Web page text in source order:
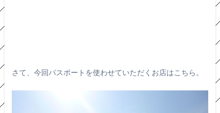
さて、今回パスポートを使わせていただくお店はこちら。